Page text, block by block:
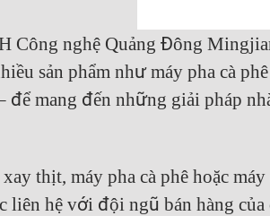
Công nghệ Quảng Đông
sản phẩm như máy pha cà
để mang đến những giải pháp
thịt, máy pha cà phê hoặc
liên hệ với đội ngũ bán hàng